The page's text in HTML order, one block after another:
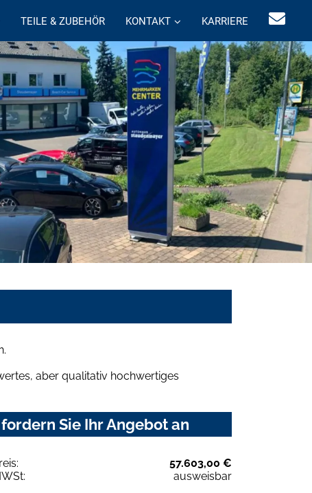
TEILE & ZUBEHÖR KONTAKT KARRIERE
aber qualitativ hochwertiges
Sie Ihr Angebot an
57.603,00 €
ausweisbar